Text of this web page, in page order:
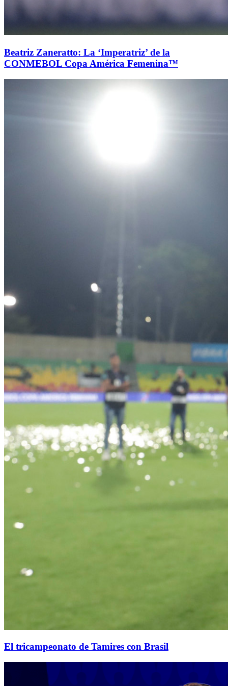
Beatriz Zaneratto: La ‘Imperatriz’ de la
CONMEBOL Copa América Femenina™
El tricampeonato de Tamires con Brasil